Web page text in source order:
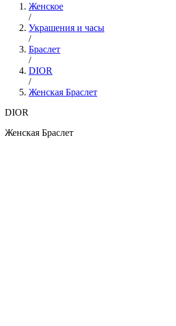
Женское
/
Украшения и часы
/
Браслет
/
DIOR
/
Женская Браслет
DIOR
Женская Браслет